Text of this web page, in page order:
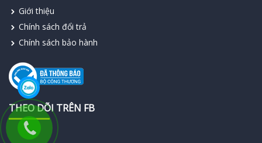
Giới thiệu
Chính sách đổi trả
Chính sách bảo hành
THEO DÕI TRÊN FB